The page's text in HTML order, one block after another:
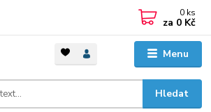
Menu
Hledat
0 ks
za 0 Kč